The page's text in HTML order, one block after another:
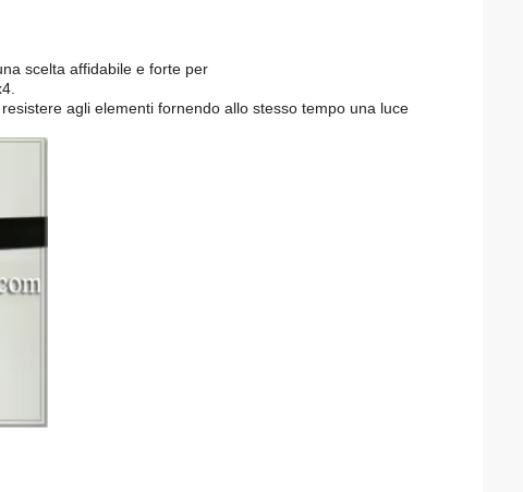
scelta affidabile e forte per
agli elementi fornendo allo stesso tempo una luce